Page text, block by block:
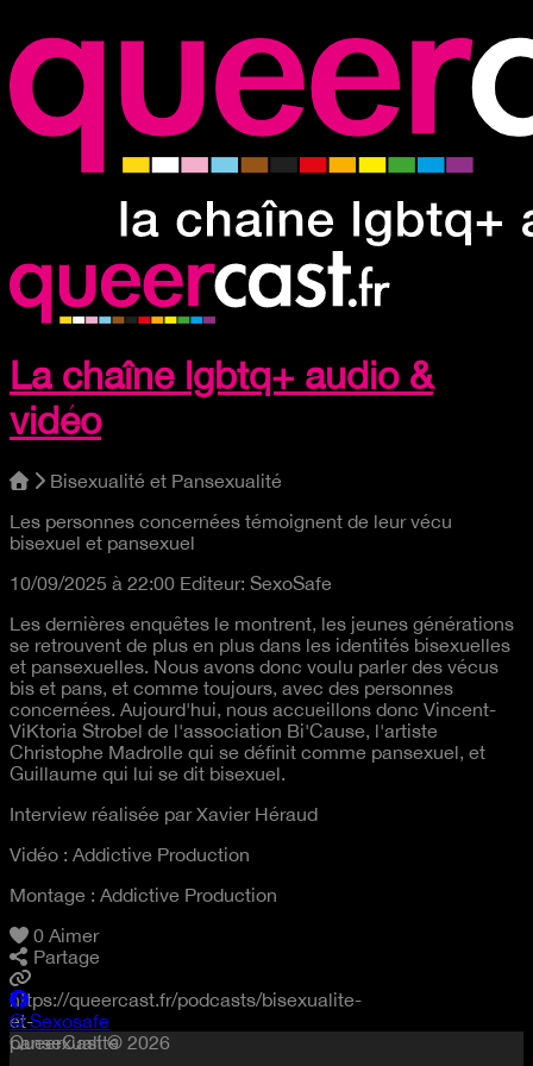
La chaîne lgbtq+ audio &
vidéo
Bisexualité et Pansexualité
Les personnes concernées témoignent de leur vécu
bisexuel et pansexuel
10/09/2025 à 22:00 Editeur: SexoSafe
Les dernières enquêtes le montrent, les jeunes générations
se retrouvent de plus en plus dans les identités bisexuelles
et pansexuelles. Nous avons donc voulu parler des vécus
bis et pans, et comme toujours, avec des personnes
concernées. Aujourd'hui, nous accueillons donc Vincent-
ViKtoria Strobel de l'association Bi'Cause, l'artiste
Christophe Madrolle qui se définit comme pansexuel, et
Guillaume qui lui se dit bisexuel.
Interview réalisée par Xavier Héraud
Vidéo : Addictive Production
Montage : Addictive Production
0 Aimer
Partage
https://queercast.fr/podcasts/bisexualite-
et-
pansexualite
© Sexosafe
QueerCast © 2026